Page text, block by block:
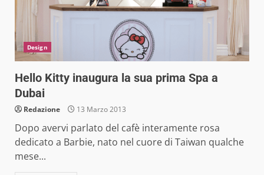
Design
Hello Kitty inaugura la sua prima Spa a
Dubai
Redazione 13 Marzo 2013
Dopo avervi parlato del cafè interamente rosa
dedicato a Barbie, nato nel cuore di Taiwan qualche
mese...